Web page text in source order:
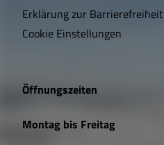
i
e
L
Erklärung zur Barrierefreiheit
Cookie Einstellungen
Öffnungszeiten
Montag bis Freitag